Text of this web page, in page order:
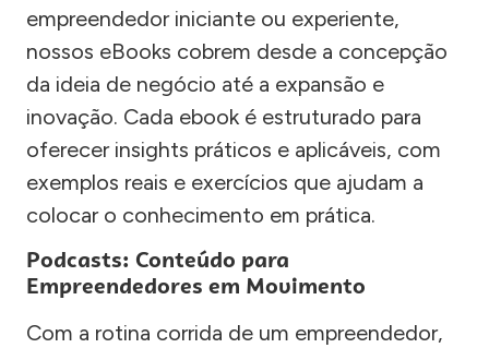
empreendedor iniciante ou experiente,
nossos eBooks cobrem desde a concepção
da ideia de negócio até a expansão e
inovação. Cada ebook é estruturado para
oferecer insights práticos e aplicáveis, com
exemplos reais e exercícios que ajudam a
colocar o conhecimento em prática.
Podcasts: Conteúdo para
Empreendedores em Movimento
Com a rotina corrida de um empreendedor,